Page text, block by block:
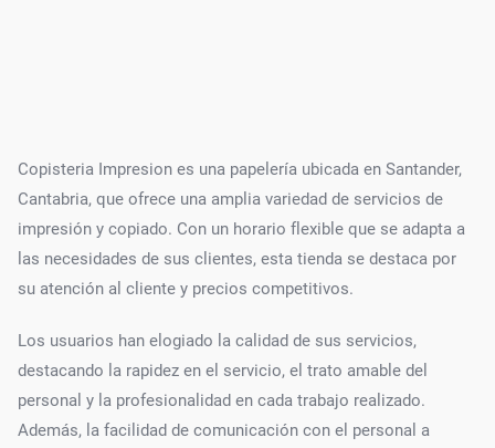
Copisteria Impresion es una papelería ubicada en Santander,
Cantabria, que ofrece una amplia variedad de servicios de
impresión y copiado. Con un horario flexible que se adapta a
las necesidades de sus clientes, esta tienda se destaca por
su atención al cliente y precios competitivos.
Los usuarios han elogiado la calidad de sus servicios,
destacando la rapidez en el servicio, el trato amable del
personal y la profesionalidad en cada trabajo realizado.
Además, la facilidad de comunicación con el personal a